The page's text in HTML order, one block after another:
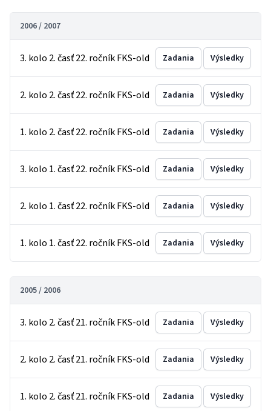
2006 / 2007
3. kolo 2. časť 22. ročník FKS-old Zadania Výsledky
2. kolo 2. časť 22. ročník FKS-old Zadania Výsledky
1. kolo 2. časť 22. ročník FKS-old Zadania Výsledky
3. kolo 1. časť 22. ročník FKS-old Zadania Výsledky
2. kolo 1. časť 22. ročník FKS-old Zadania Výsledky
1. kolo 1. časť 22. ročník FKS-old Zadania Výsledky
2005 / 2006
3. kolo 2. časť 21. ročník FKS-old Zadania Výsledky
2. kolo 2. časť 21. ročník FKS-old Zadania Výsledky
1. kolo 2. časť 21. ročník FKS-old Zadania Výsledky